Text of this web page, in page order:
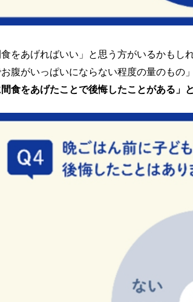
食をあげればいい」と思う方がいるかも
腹がいっぱいにならない程度の量のもの
間食をあげたことで後悔したことがある」